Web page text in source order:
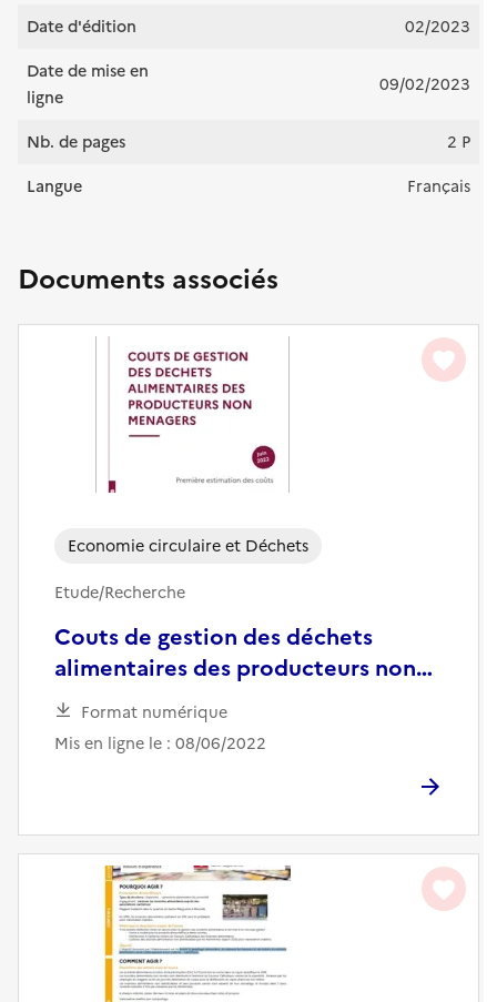
Date d'édition
02/2023
Date de mise en
ligne
09/02/2023
Nb. de pages
2 P
Langue
Français
Documents associés
Format numérique
Couts de gestion des déchets
alimentaires des producteurs non
ménagers
Economie circulaire et Déchets
Etude/Recherche
Mis en ligne le : 08/06/2022
favorite
favorite